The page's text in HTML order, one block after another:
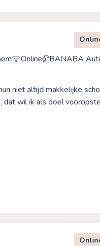
Online BANABA
niet altijd makkelijke
dat wil ik als doel